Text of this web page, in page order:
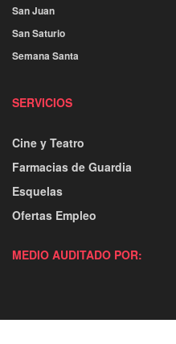
San Juan
San Saturio
Semana Santa
SERVICIOS
Cine y Teatro
Farmacias de Guardia
Esquelas
Ofertas Empleo
MEDIO AUDITADO POR: